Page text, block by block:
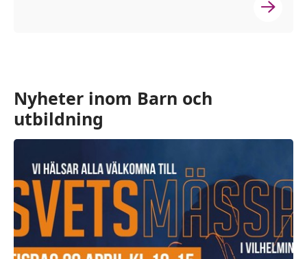
Nyheter inom Barn och
utbildning